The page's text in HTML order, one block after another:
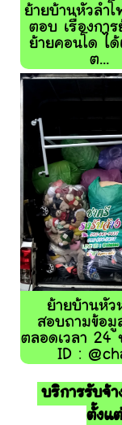
ย้ายบ้านหัวลำ
ตอบ เรื่องกา
ย้ายคอนโด ไ
ต...
ย้ายบ้านหัว
สอบถามข้อมู
ตลอดเวลา 24
ID :
บริการรับจ้า
ตั้งแ